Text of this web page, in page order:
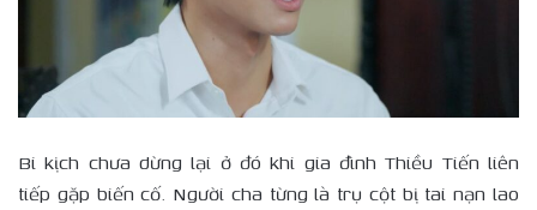
Bi kịch chưa dừng lại ở đó khi gia đình Thiều Tiến liên
tiếp gặp biến cố. Người cha từng là trụ cột bị tai nạn lao